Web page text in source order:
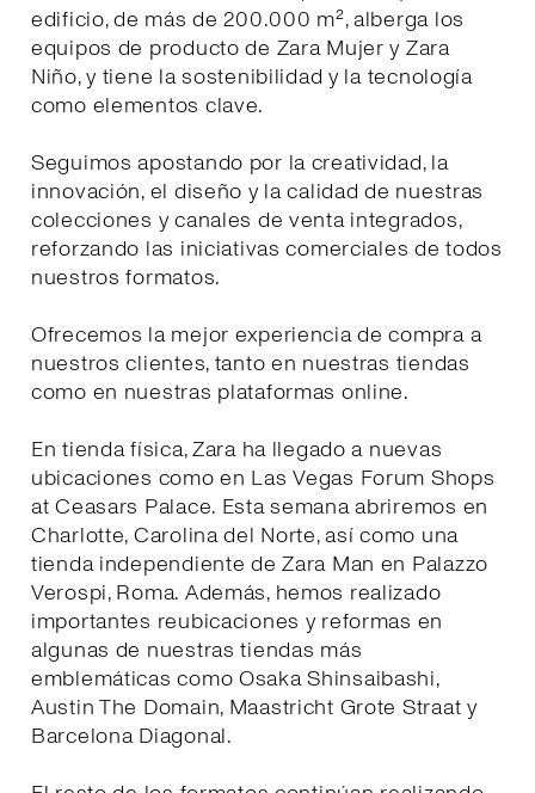
edificio, de más de 200.000 m², alberga los
equipos de producto de Zara Mujer y Zara
Niño, y tiene la sostenibilidad y la tecnología
como elementos clave.
Seguimos apostando por la creatividad, la
innovación, el diseño y la calidad de nuestras
colecciones y canales de venta integrados,
reforzando las iniciativas comerciales de todos
nuestros formatos.
Ofrecemos la mejor experiencia de compra a
nuestros clientes, tanto en nuestras tiendas
como en nuestras plataformas online.
En tienda física, Zara ha llegado a nuevas
ubicaciones como en Las Vegas Forum Shops
at Ceasars Palace. Esta semana abriremos en
Charlotte, Carolina del Norte, así como una
tienda independiente de Zara Man en Palazzo
Verospi, Roma. Además, hemos realizado
importantes reubicaciones y reformas en
algunas de nuestras tiendas más
emblemáticas como Osaka Shinsaibashi,
Austin The Domain, Maastricht Grote Straat y
Barcelona Diagonal.